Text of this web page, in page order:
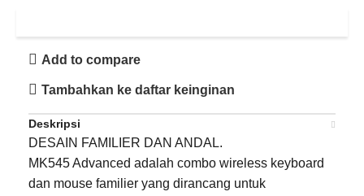
Add to compare
Tambahkan ke daftar keinginan
Deskripsi
DESAIN FAMILIER DAN ANDAL.
MK545 Advanced adalah combo wireless keyboard
dan mouse familier yang dirancang untuk